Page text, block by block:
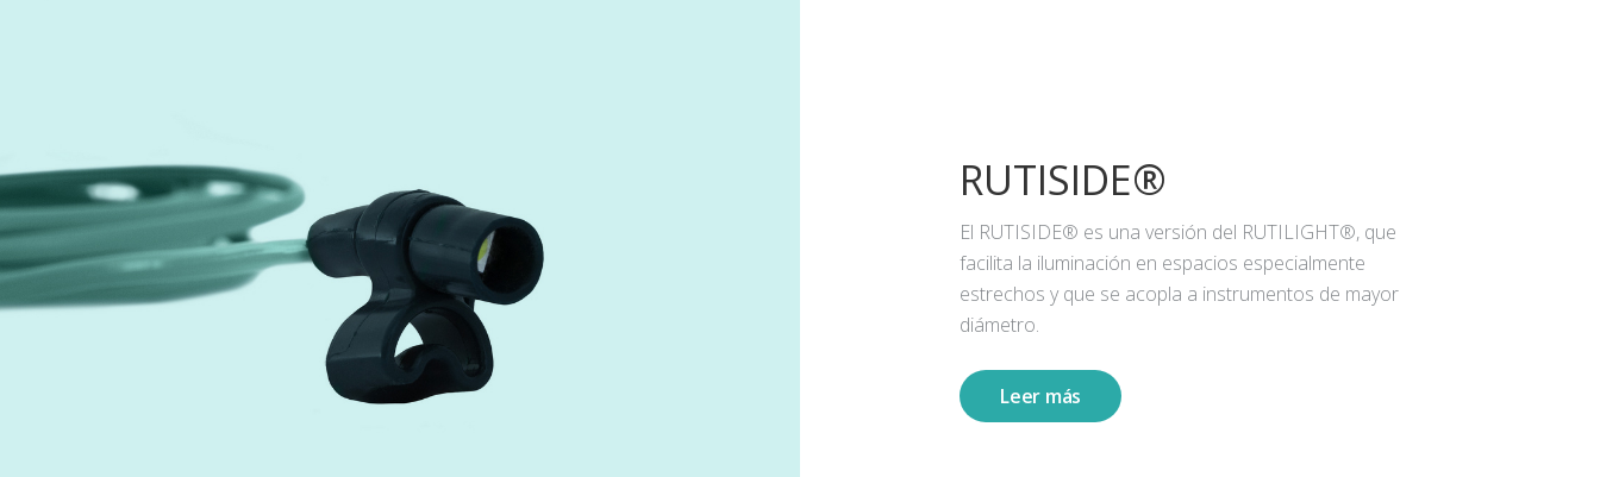
RUTISIDE®
El RUTISIDE® es una versión del RUTILIGHT®, que
facilita la iluminación en espacios especialmente
estrechos y que se acopla a instrumentos de mayor
diámetro.
Leer más